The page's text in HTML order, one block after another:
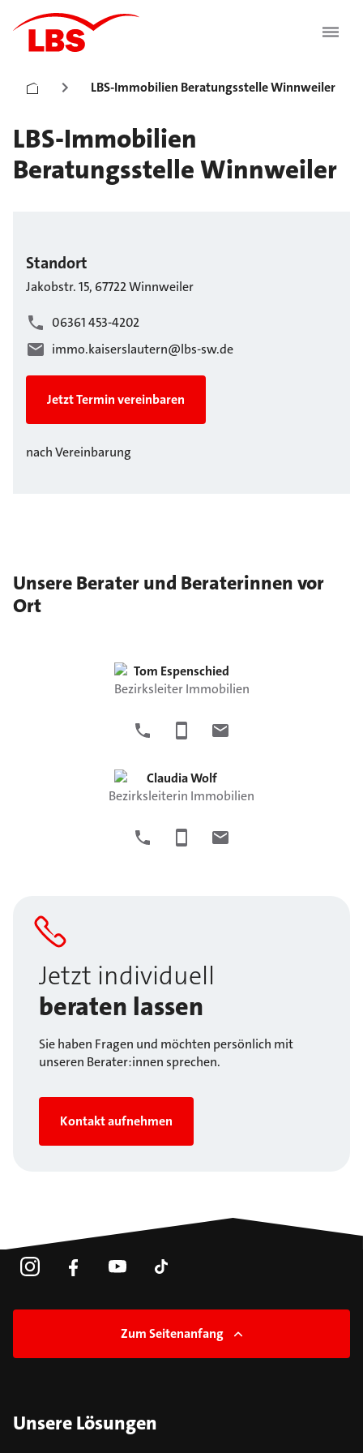
LBS-Immobilien Beratungsstelle Winnweiler
LBS-Immobilien
Beratungsstelle Winnweiler
Standort
Jakobstr.15, 67722Winnweiler
06361 453-4202
immo.kaiserslautern@lbs-sw.de
Jetzt Termin vereinbaren
nach Vereinbarung
Unsere Berater und Beraterinnen vor
Ort
Tom Espenschied
Bezirksleiter Immobilien
ClaudiaWolf
Bezirksleiterin Immobilien
Jetzt individuell
beraten lassen
Sie haben Fragen und möchten persönlich mit
unseren Berater:innen sprechen.
Kontakt aufnehmen
Zum Seitenanfang
Unsere Lösungen